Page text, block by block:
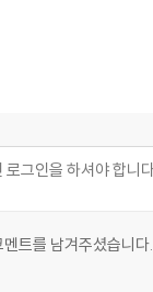
멘트를 남겨주셨습니다.